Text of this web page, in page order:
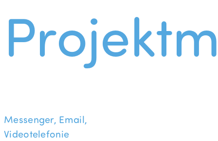
Messenger, Email,
Videotelefonie